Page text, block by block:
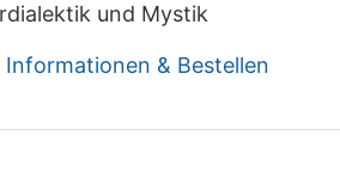
und Mystik
& Bestellen